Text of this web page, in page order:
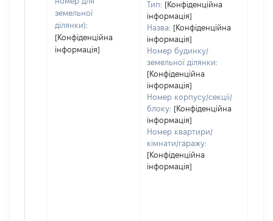
земельної
ділянки):
[Конфіденційна
інформація]
Тип: [Конфіденційна
інформація]
Назва: [Конфіденційна
інформація]
Номер будинку/
земельної ділянки:
[Конфіденційна
інформація]
Номер корпусу/секції/
блоку: [Конфіденційна
інформація]
Номер квартири/
кімнати/гаражу:
[Конфіденційна
інформація]